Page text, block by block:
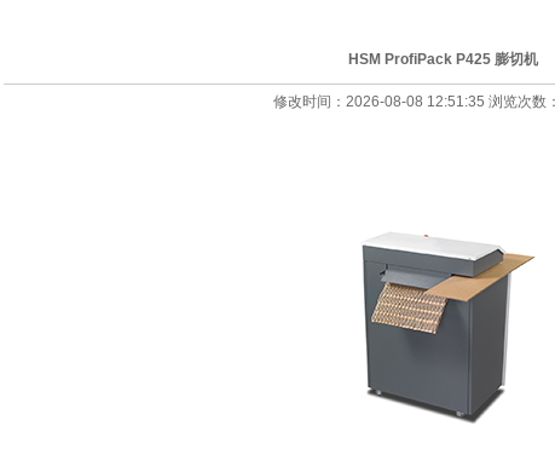
HSM ProfiPack P425 膨切机
修改时间：2026-08-08 12:51:35 浏览次数